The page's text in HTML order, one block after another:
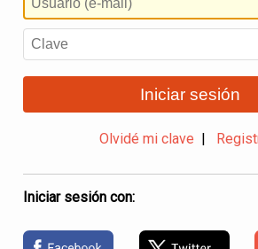
Iniciar sesión
Olvidé mi clave
Iniciar sesión con: